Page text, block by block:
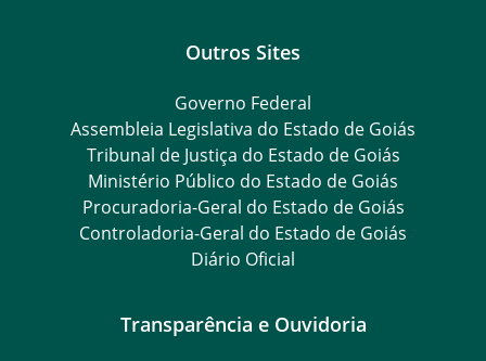
Outros Sites
Governo Federal
Assembleia Legislativa do Estado de Goiás
Tribunal de Justiça do Estado de Goiás
Ministério Público do Estado de Goiás
Procuradoria-Geral do Estado de Goiás
Controladoria-Geral do Estado de Goiás
Diário Oficial
Transparência e Ouvidoria